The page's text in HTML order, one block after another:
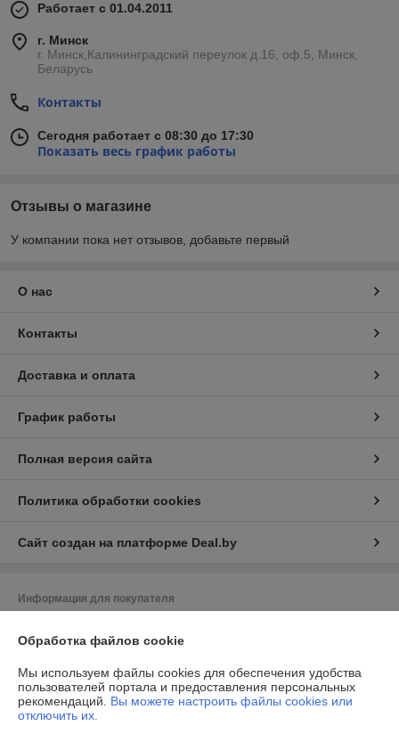
Работает с 01.04.2011
г. Минск
г. Минск,Калининградский переулок д.16, оф.5, Минск,
Беларусь
Контакты
Сегодня работает с 08:30 до 17:30
Показать весь график работы
Отзывы о магазине
У компании пока нет отзывов, добавьте первый
О нас
Контакты
Доставка и оплата
График работы
Полная версия сайта
Политика обработки cookies
Сайт создан на платформе Deal.by
Информация для покупателя
220058,г.Минск,ул.Нововиленская д.38,к.11
Регистрационный номер ЕГР: 193225958
УНП: 193225958
Обработка файлов cookie
Мы используем файлы cookies для обеспечения удобства
пользователей портала и предоставления персональных
рекомендаций. Вы можете настроить файлы cookies или
отключить их.